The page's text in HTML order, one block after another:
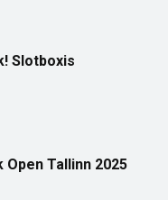
Slotboxis
Open Tallinn 2025